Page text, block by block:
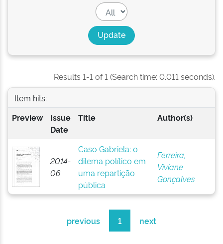
Results 1-1 of 1 (Search time: 0.011 seconds).
Item hits:
Preview
Issue
Date
Title Author(s)
2014-
06
Caso Gabriela: o
dilema político em
uma repartição
pública
Ferreira,
Viviane
Gonçalves
previous 1 next